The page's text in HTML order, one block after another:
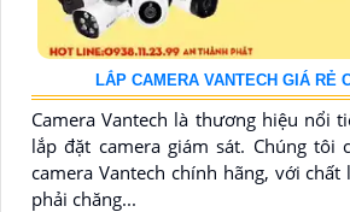
LẮP CAMERA VANTECH GIÁ RẺ
Camera Vantech là thương hiệu nổi
lắp đặt camera giám sát. Chúng tôi
camera Vantech chính hãng, với
phải chăng...